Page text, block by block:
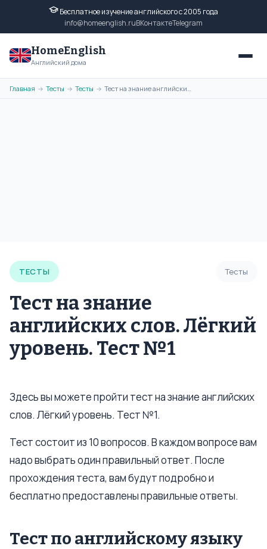
Бесплатное изучение английского с 2005 года
info@homeenglish.ruВКонтактеTelegram
HomeEnglish
Английский дома
Главная → Тесты → Тесты → Тест на знание английских слов. Лёгкий уровень. Тест №1
ТЕСТЫ Тесты
Тест на знание
английских слов. Лёгкий
уровень. Тест №1
Здесь вы можете пройти тест на знание английских
слов. Лёгкий уровень. Тест №1.
Тест состоит из 10 вопросов. В каждом вопросе вам
надо выбрать один правильный ответ. После
прохождения теста, вам будут подробно и
бесплатно предоставлены правильные ответы.
Тест по английскому языку